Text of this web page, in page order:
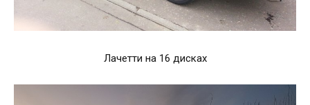
Лачетти на 16 дисках